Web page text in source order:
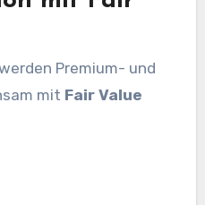
Premium- und
mit Fair Value